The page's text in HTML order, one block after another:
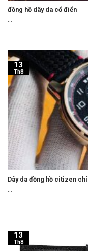
đồng hồ dây da cổ điển
Dây da đồng hồ citizen
13
Th8
13
Th8